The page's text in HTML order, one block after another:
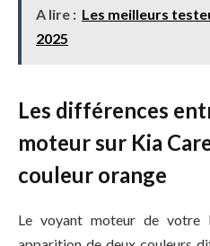
A lire : Les meilleurs
2025
Les différences
moteur sur Kia
couleur orange
Le voyant moteur de votre